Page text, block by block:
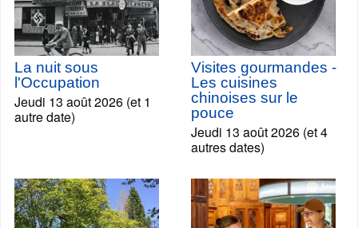
La nuit sous
l'Occupation
Jeudi 13 août 2026 (et 1
autre date)
Visites gourmandes -
Les cuisines
chinoises sur le
pouce
Jeudi 13 août 2026 (et 4
autres dates)